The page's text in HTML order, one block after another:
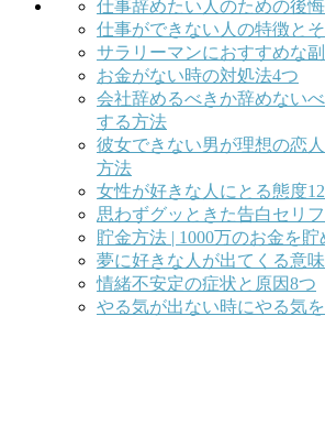
仕事辞めたい人のための後
仕事ができない人の特徴と
サラリーマンにおすすめな
お金がない時の対処法4つ
会社辞めるべきか辞めない
する方法
彼女できない男が理想の恋
方法
女性が好きな人にとる態度
思わずグッときた告白セリ
貯金方法 | 1000万のお金を
夢に好きな人が出てくる意
情緒不安定の症状と原因8つ
やる気が出ない時にやる気